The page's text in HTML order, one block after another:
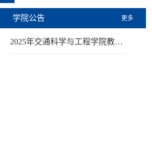
学院公告 更多
2025年交通科学与工程学院教…